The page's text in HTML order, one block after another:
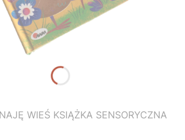
WIEŚ KSIĄŻKA SENSORYCZNA